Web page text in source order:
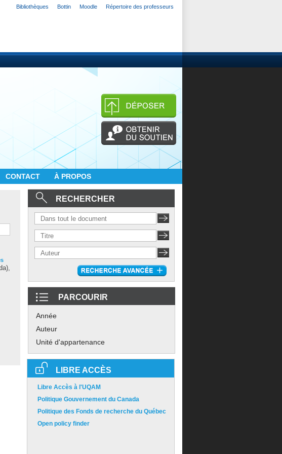
Bibliothèques Bottin Moodle Répertoire des professeurs
CONTACT À PROPOS
RECHERCHER
PARCOURIR
Année
Auteur
Unité d'appartenance
LIBRE ACCÈS
Libre Accès à l'UQAM
Politique Gouvernement du Canada
Politique des Fonds de recherche du Québec
Open policy finder